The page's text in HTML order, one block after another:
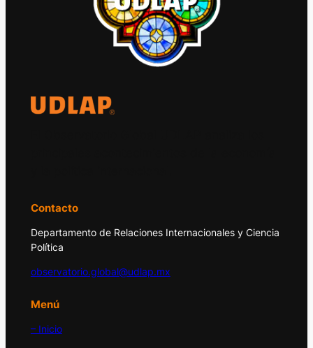
Contacto
Departamento de Relaciones Internacionales y Ciencia
Política
observatorio.global@udlap.mx
Menú
– Inicio